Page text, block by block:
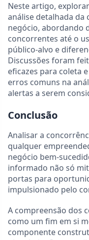
Neste artigo,
análise detalhada
negócio, abordando
concorrentes até o
público-alvo e
Discussões foram
eficazes para coleta
erros comuns na
alertas a serem
Conclusão
Analisar a
qualquer
negócio bem-
informado não só
portas para
impulsionado pelo
A compreensão dos
como um fim em si
componente